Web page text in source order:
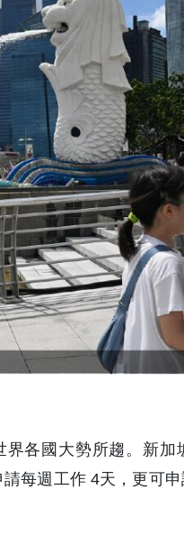
各國大勢所趨。新加
每週工作 4天，更可